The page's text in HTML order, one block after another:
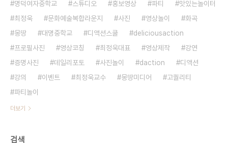
명덕여자중학교 스튜디오 홍보영상 파티
맛있는놀이터
최정욱
문화예술복합라운지 사진 영상놀이
화곡
몽땅
대명중학교 디액션스쿨
deliciousaction
프로필사진
영상코칭 최정욱대표 영상제작
강연
증명사진
데일리포토 사진놀이 daction
디액션
강의
이벤트 최정욱교수 몽땅미디어
고퀄리티
파티놀이
더보기
검색